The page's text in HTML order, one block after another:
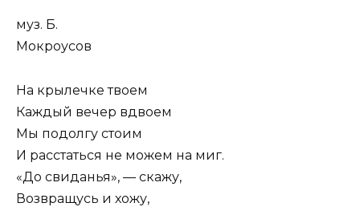
муз. Б.
Мокроусов
На крылечке твоем
Каждый вечер вдвоем
Мы подолгу стоим
И расстаться не можем на миг.
«До свиданья», — скажу,
Возвращусь и хожу,